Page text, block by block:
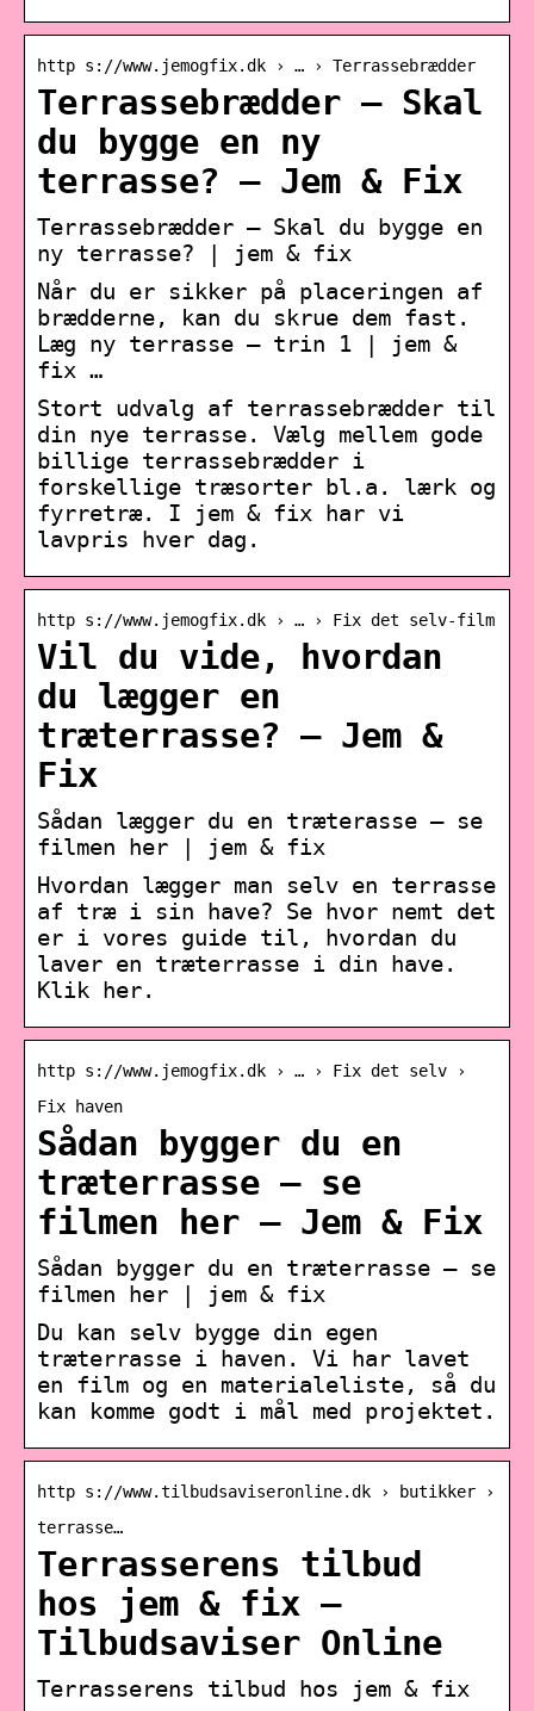
http s://www.jemogfix.dk › … › Terrassebrædder
Terrassebrædder – Skal
du bygge en ny
terrasse? – Jem & Fix
Terrassebrædder – Skal du bygge en
ny terrasse? | jem & fix
Når du er sikker på placeringen af
brædderne, kan du skrue dem fast.
Læg ny terrasse – trin 1 | jem &
fix …
Stort udvalg af terrassebrædder til
din nye terrasse. Vælg mellem gode
billige terrassebrædder i
forskellige træsorter bl.a. lærk og
fyrretræ. I jem & fix har vi
lavpris hver dag.
http s://www.jemogfix.dk › … › Fix det selv-film
Vil du vide, hvordan
du lægger en
træterrasse? – Jem &
Fix
Sådan lægger du en træterasse – se
filmen her | jem & fix
Hvordan lægger man selv en terrasse
af træ i sin have? Se hvor nemt det
er i vores guide til, hvordan du
laver en træterrasse i din have.
Klik her.
http s://www.jemogfix.dk › … › Fix det selv ›
Fix haven
Sådan bygger du en
træterrasse – se
filmen her – Jem & Fix
Sådan bygger du en træterrasse – se
filmen her | jem & fix
Du kan selv bygge din egen
træterrasse i haven. Vi har lavet
en film og en materialeliste, så du
kan komme godt i mål med projektet.
http s://www.tilbudsaviseronline.dk › butikker ›
terrasse…
Terrasserens tilbud
hos jem & fix –
Tilbudsaviser Online
Terrasserens tilbud hos jem & fix